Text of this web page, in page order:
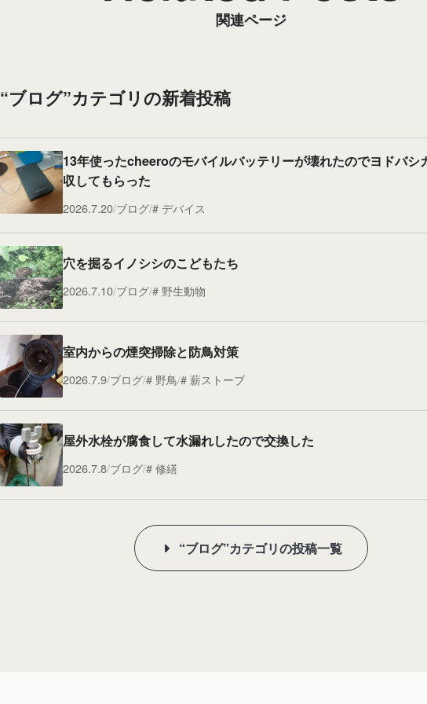
関連ページ
“ブログ”カテゴリの新着投稿
13年使ったcheeroのモバイルバッテリーが壊れたのでヨドバシ
収してもらった
2026.7.20 ブログ デバイス
穴を掘るイノシシのこどもたち
2026.7.10 ブログ 野生動物
室内からの煙突掃除と防鳥対策
2026.7.9 ブログ 野鳥 薪ストーブ
屋外水栓が腐食して水漏れしたので交換した
2026.7.8 ブログ 修繕
“ブログ”カテゴリの投稿一覧